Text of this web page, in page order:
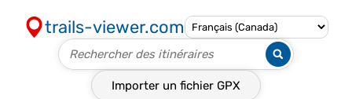
trails-viewer.com
Importer un fichier GPX